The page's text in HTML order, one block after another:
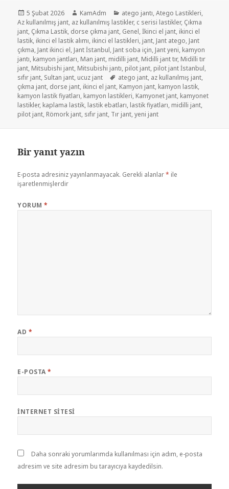
Yayın
tarihi
5 Şubat 2026 Yazar
KamAdm Kategoriler
atego jantı,Atego Lastikleri,
Az kullanılmış jant, az kullanılmış lastikler, c serisi lastikler, Çıkma
jant, Çıkma Lastik, dorse çıkma jant, Genel,İkinci el jant, ikinci el
lastik, ikinci el lastik alımı, ikinci el lastikleri, jant, Jant atego, Jant
çıkma, Jant ikinci el, Jant İstanbul, Jant soba için, Jant yeni, kamyon
jantı, kamyon jantları, Man jant, midilli jant, Midilli jant tır, Midilli tır
jant, Mitsubishi jant, Mitsubishi jantı, pilot jant, pilot jant İstanbul,
sıfır jant, Sultan jant, ucuz jant Etiketler
atego jant, az kullanılmış jant,
çıkma jant, dorse jant, ikinci el jant, Kamyon jant, kamyon lastik,
kamyon lastik fiyatları, kamyon lastikleri, Kamyonet jant, kamyonet
lastikler, kaplama lastik, lastik ebatları, lastik fiyatları, midilli jant,
pilot jant, Römork jant, sıfır jant, Tır jant,yeni jant
Bir yanıt yazın
E-posta adresiniz yayınlanmayacak. Gerekli alanlar* ile
işaretlenmişlerdir
YORUM*
AD *
E-POSTA*
İNTERNET SITESI
Daha sonraki yorumlarımda kullanılması için adım, e-posta
adresim ve site adresim bu tarayıcıya kaydedilsin.